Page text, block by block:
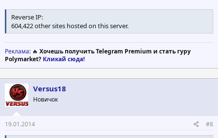
Reverse IP:
604,422 other sites hosted on this server.
Реклама: 🔥 Хочешь получить Telegram Premium и стать гуру
Polymarket? Кликай сюда!
Versus18
Новичок
19.01.2014 #8